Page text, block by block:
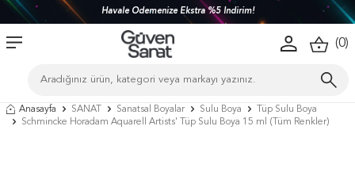
Türkiye'nin her yerine 1450 TL ve üzeri kargo bedava!
(0)
Anasayfa SANAT Sanatsal Boyalar Sulu Boya
Tüp Sulu Boya
Schmincke Horadam Aquarell Artists' Tüp Sulu Boya 15 ml (Tüm Renkler)